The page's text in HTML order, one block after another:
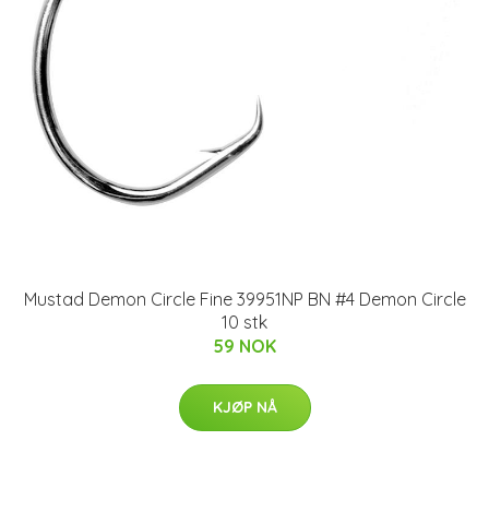
Mustad Demon Circle Fine 39951NP BN #4 Demon Circle
10 stk
59 NOK
KJØP NÅ